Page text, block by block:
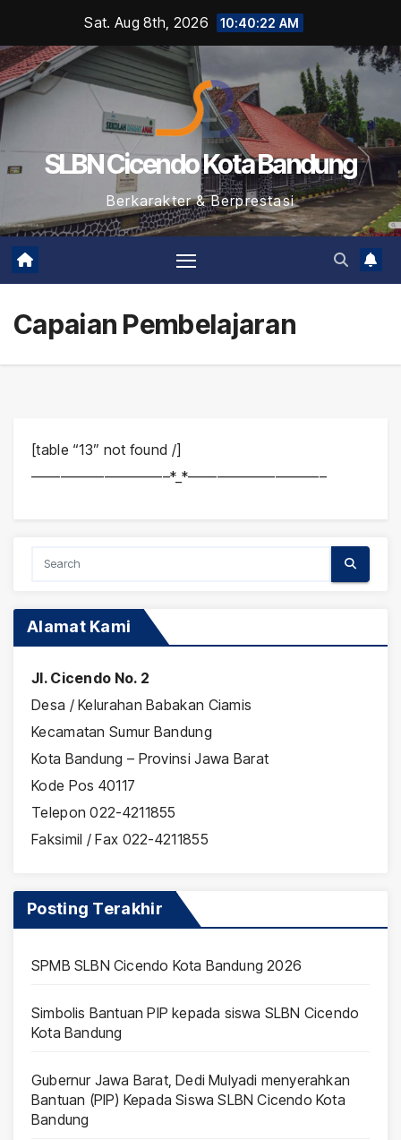
content
Sat. Aug 8th, 2026 10:40:23 AM
SLBN Cicendo Kota Bandung
Berkarakter & Berprestasi
Capaian Pembelajaran
[table “13” not found /]
—————————–*_*—————————–
Alamat Kami
Jl. Cicendo No. 2
Desa / Kelurahan Babakan Ciamis
Kecamatan Sumur Bandung
Kota Bandung – Provinsi Jawa Barat
Kode Pos 40117
Telepon 022-4211855
Faksimil / Fax 022-4211855
Posting Terakhir
SPMB SLBN Cicendo Kota Bandung 2026
Simbolis Bantuan PIP kepada siswa SLBN Cicendo
Kota Bandung
Gubernur Jawa Barat, Dedi Mulyadi menyerahkan
Bantuan (PIP) Kepada Siswa SLBN Cicendo Kota
Bandung